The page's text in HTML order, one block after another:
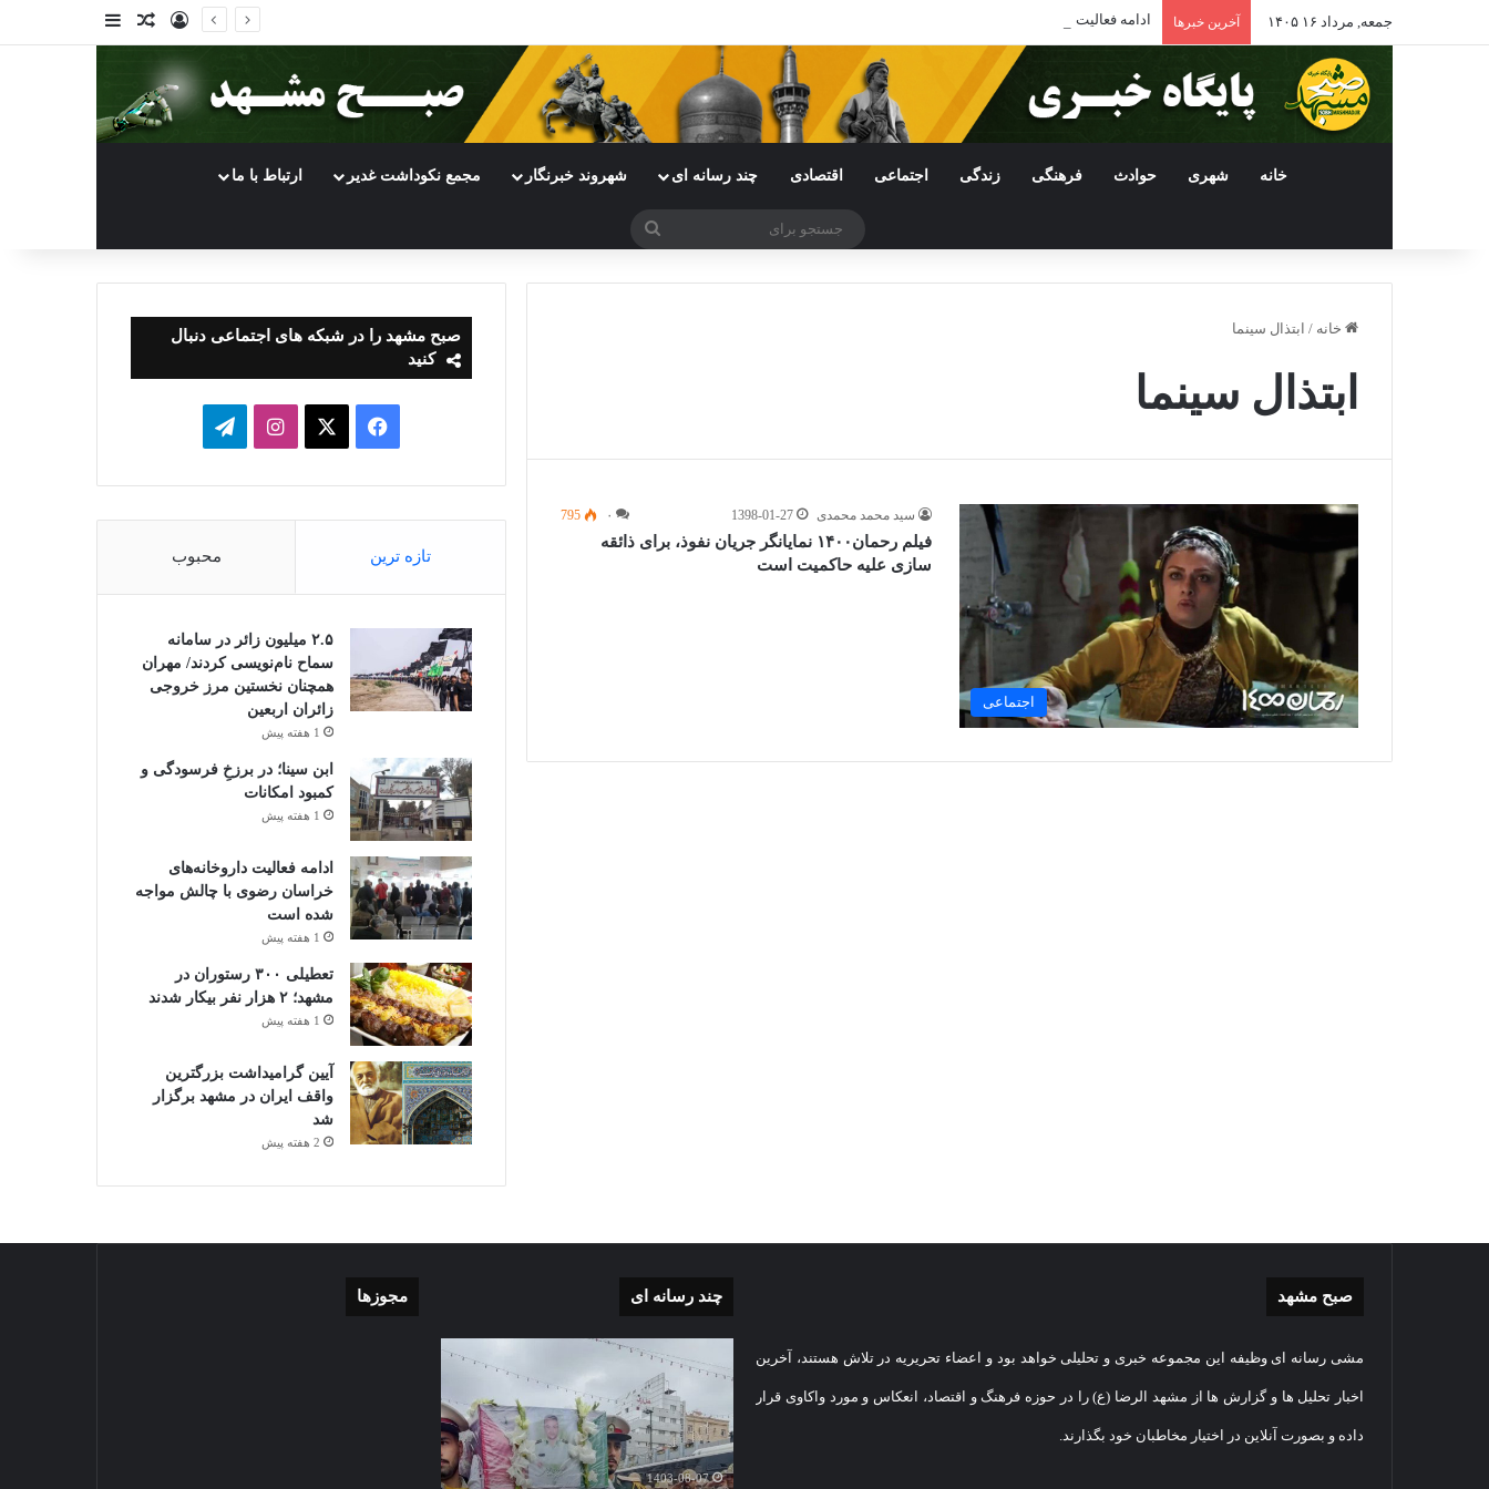
جمعه, مرداد ۱۶ ۱۴۰۵ آخرین خبرها ادامه فعالیت داروخانه‌های خراسان رضوی با چالش مواجه شده است ورودنوشته تصادفی
سایدبار
خانه شهری حوادث فرهنگی زندگی اجتماعی اقتصادی چند رسانه ای شهروند خبرنگار مجمع نکوداشت غدیر ارتباط با ما
جستجو
خانه / ابتذال سینما
ابتذال سینما
اجتماعی
سید محمد محمدی 1398-01-27 ۰ 795
فیلم رحمان۱۴۰۰ نمایانگر جریان نفوذ، برای ذائقه
سازی علیه حاکمیت است
صبح مشهد را در شبکه های اجتماعی دنبال
کنید
فیسبوک ایکساینستاگرامتلگرام
تازه ترین محبوب
۲.۵ میلیون زائر در سامانه
سماح نام‌نویسی کردند/ مهران
همچنان نخستین مرز خروجی
زائران اربعین
1 هفته پیش
ابن سینا؛ در برزخِ فرسودگی و
کمبود امکانات
1 هفته پیش
ادامه فعالیت داروخانه‌های
خراسان رضوی با چالش مواجه
شده است
1 هفته پیش
تعطیلی ۳۰۰ رستوران در
مشهد؛ ۲ هزار نفر بیکار شدند
1 هفته پیش
آیین گرامیداشت بزرگترین
واقف ایران در مشهد برگزار
شد
2 هفته پیش
صبح مشهد
مشی رسانه ای وظیفه این مجموعه خبری و تحلیلی خواهد بود و اعضاء تحریریه در تلاش هستند، آخرین
اخبار تحلیل ها و گزارش ها از مشهد الرضا (ع) را در حوزه فرهنگ و اقتصاد، انعکاس و مورد واکاوی قرار
داده و بصورت آنلاین در اختیار مخاطبان خود بگذارند.
چند رسانه ای
گزارش
اقامه
عید
غبارروبی
مضجع
نورانی
تصویری
پیکر
مطهر
شهید
1403-08-07
مجوزها